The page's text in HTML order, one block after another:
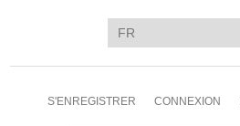
S'ENREGISTRER CONNEXION